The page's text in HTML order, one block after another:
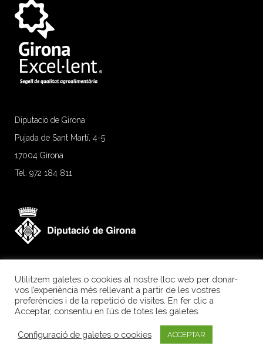
Diputació de Girona
Pujada de Sant Martí, 4-5
17004 Girona
Tel. 972 184 811
Girona Excel·lent.Segell de qualitat agroalimentària.
Utilitzem galetes o cookies al nostre lloc web per donar-
vos l’experiència més rellevant a partir de les vostres
preferències i de la repetició de visites. En fer clic a
Acceptar, consentiu en l’ús de totes les galetes.
Configuració de galetes o cookies ACCEPTAR